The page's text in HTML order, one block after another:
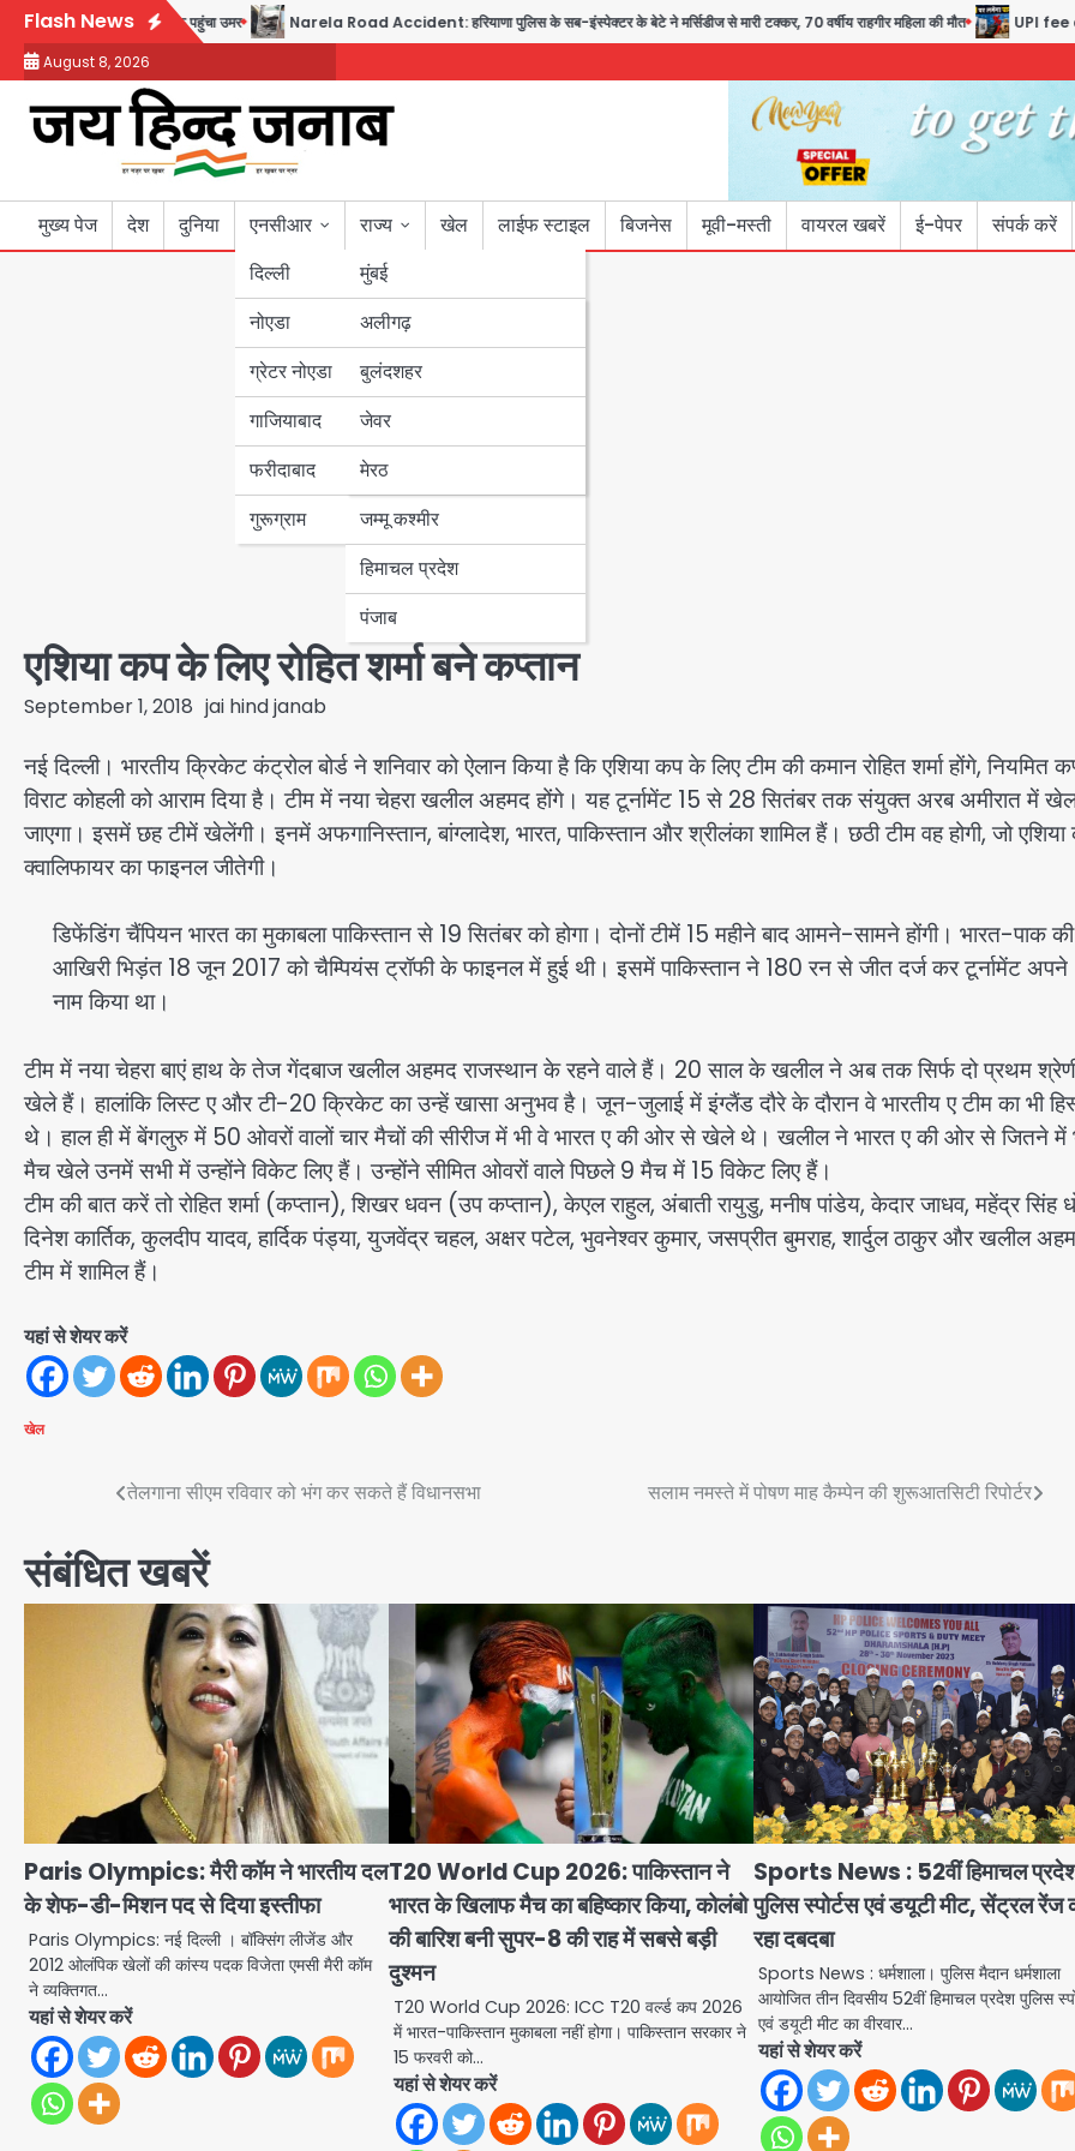
Skip
content
Flash News
लखनऊ जेल से लखनऊ पहुंचा उमर Narela Road Accident: हरियाणा पुलिस के सब-इंस्पेक्टर के बेटे ने मर्सिडीज से मारी टक्कर, 70 वर्षीय राहगीर महिला की मौत UPI fee
August 8, 2026
मुख्य पेज देश दुनिया
एनसीआर
दिल्ली
नोएडा
ग्रेटर नोएडा
गाजियाबाद
फरीदाबाद
गुरूग्राम
राज्य
मुंबई
उत्तर प्रदेश
अलीगढ़
बुलंदशहर
जेवर
मेरठ
बिहार
पंजाब
हरियाणा
जम्मू कश्मीर
हिमाचल प्रदेश
पंजाब
खेल लाईफ स्टाइल बिजनेस मूवी-मस्ती वायरल खबरें ई-पेपर संपर्क करें
एशिया कप के लिए रोहित शर्मा बने कप्तान
September 1, 2018 jai hind janab
नई दिल्ली। भारतीय क्रिकेट कंट्रोल बोर्ड ने शनिवार को ऐलान किया है कि एशिया कप के लिए टीम की कमान रोहित शर्मा होंगे, नियमित
विराट कोहली को आराम दिया है। टीम में नया चेहरा खलील अहमद होंगे। यह टूर्नामेंट 15 से 28 सितंबर तक संयुक्त अरब अमीरात में
जाएगा। इसमें छह टीमें खेलेंगी। इनमें अफगानिस्तान, बांग्लादेश, भारत, पाकिस्तान और श्रीलंका शामिल हैं। छठी टीम वह होगी, जो
क्वालिफायर का फाइनल जीतेगी।
डिफेंडिंग चैंपियन भारत का मुकाबला पाकिस्तान से 19 सितंबर को होगा। दोनों टीमें 15 महीने बाद आमने-सामने होंगी। भारत-पाक की
आखिरी भिड़ंत 18 जून 2017 को चैम्पियंस ट्रॉफी के फाइनल में हुई थी। इसमें पाकिस्तान ने 180 रन से जीत दर्ज कर टूर्नामेंट अपने
नाम किया था।
टीम में नया चेहरा बाएं हाथ के तेज गेंदबाज खलील अहमद राजस्थान के रहने वाले हैं। 20 साल के खलील ने अब तक सिर्फ दो प्रथम
खेले हैं। हालांकि लिस्ट ए और टी-20 क्रिकेट का उन्हें खासा अनुभव है। जून-जुलाई में इंग्लैंड दौरे के दौरान वे भारतीय ए टीम का भी
थे। हाल ही में बेंगलुरु में 50 ओवरों वालों चार मैचों की सीरीज में भी वे भारत ए की ओर से खेले थे। खलील ने भारत ए की ओर से जितने में
मैच खेले उनमें सभी में उन्होंने विकेट लिए हैं। उन्होंने सीमित ओवरों वाले पिछले 9 मैच में 15 विकेट लिए हैं।
टीम की बात करें तो रोहित शर्मा (कप्तान), शिखर धवन (उप कप्तान), केएल राहुल, अंबाती रायुडु, मनीष पांडेय, केदार जाधव, महेंद्र सिंह
दिनेश कार्तिक, कुलदीप यादव, हार्दिक पंड्या, युजवेंद्र चहल, अक्षर पटेल, भुवनेश्वर कुमार, जसप्रीत बुमराह, शार्दुल ठाकुर और खलील
टीम में शामिल हैं।
यहां से शेयर करें
खेल
navigation
तेलगाना सीएम रविवार को भंग कर सकते हैं विधानसभा सलाम नमस्ते में पोषण माह कैम्पेन की शुरूआतसिटी रिपोर्टर
संबंधित खबरें
Paris Olympics: मैरी कॉम ने भारतीय दल
के शेफ-डी-मिशन पद से दिया इस्तीफा
Paris Olympics: नई दिल्ली । बॉक्सिंग लीजेंड और
2012 ओलंपिक खेलों की कांस्य पदक विजेता एमसी मैरी कॉम
ने व्यक्तिगत…
यहां से शेयर करें
T20 World Cup 2026: पाकिस्तान ने
भारत के खिलाफ मैच का बहिष्कार किया, कोलंबो
की बारिश बनी सुपर-8 की राह में सबसे बड़ी
दुश्मन
T20 World Cup 2026: ICC T20 वर्ल्ड कप 2026
में भारत-पाकिस्तान मुकाबला नहीं होगा। पाकिस्तान सरकार ने
15 फरवरी को…
यहां से शेयर करें
Sports News : 52वीं हिमाचल
पुलिस स्पोर्टस एवं डयूटी मीट, सेंट्रल रेंज
रहा दबदबा
Sports News : धर्मशाला। पुलिस मैदान धर्मशाला
आयोजित तीन दिवसीय 52वीं हिमाचल प्रदेश पुलिस
एवं डयूटी मीट का वीरवार…
यहां से शेयर करें